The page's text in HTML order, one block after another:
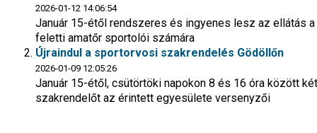
2026-01-12 14:06:54
Január 15-étől rendszeres és ingyenes lesz az ellátás
feletti amatőr sportolói számára
Újraindul a sportorvosi szakrendelés Gödöllőn
2026-01-09 12:05:26
Január 15-étől, csütörtöki napokon 8 és 16 óra között
szakrendelőt az érintett egyesülete versenyzői